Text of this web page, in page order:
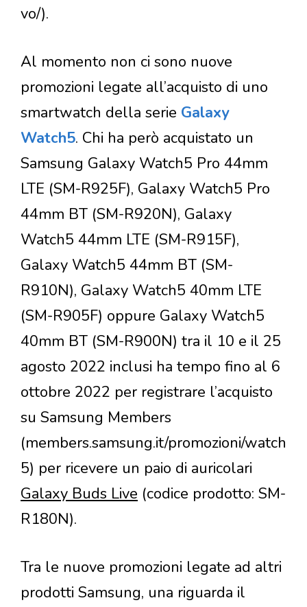
vo/).
Al momento non ci sono nuove
promozioni legate all’acquisto di uno
smartwatch della serie Galaxy
Watch5. Chi ha però acquistato un
Samsung Galaxy Watch5 Pro 44mm
LTE (SM-R925F), Galaxy Watch5 Pro
44mm BT (SM-R920N), Galaxy
Watch5 44mm LTE (SM-R915F),
Galaxy Watch5 44mm BT (SM-
R910N), Galaxy Watch5 40mm LTE
(SM-R905F) oppure Galaxy Watch5
40mm BT (SM-R900N) tra il 10 e il 25
agosto 2022 inclusi ha tempo fino al 6
ottobre 2022 per registrare l’acquisto
su Samsung Members
(members.samsung.it/promozioni/watch
5) per ricevere un paio di auricolari
Galaxy Buds Live (codice prodotto: SM-
R180N).
Tra le nuove promozioni legate ad altri
prodotti Samsung, una riguarda il